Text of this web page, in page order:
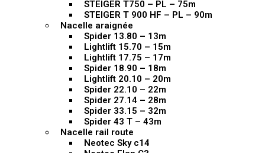
STEIGER T750 – PL – 75m
STEIGER T 900 HF – PL – 90m
Nacelle araignée
Spider 13.80 – 13m
Lightlift 15.70 – 15m
Lightlift 17.75 – 17m
Spider 18.90 – 18m
Lightlift 20.10 – 20m
Spider 22.10 – 22m
Spider 27.14 – 28m
Spider 33.15 – 32m
Spider 43 T – 43m
Nacelle rail route
Neotec Sky c14